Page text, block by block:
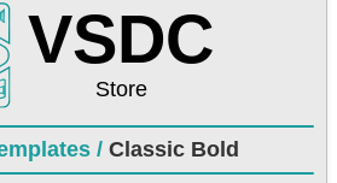
VSDC
Store
/ Classic Bold